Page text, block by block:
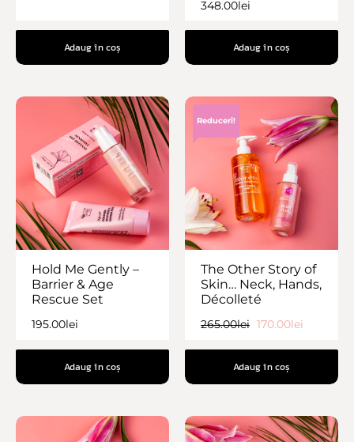
Adaug în coș
348.00lei
Adaug în coș
Hold Me Gently –
Barrier & Age
Rescue Set
195.00lei
Adaug în coș
Reduceri!
The Other Story of
Skin… Neck, Hands,
Décolleté
265.00lei 170.00lei
Adaug în coș